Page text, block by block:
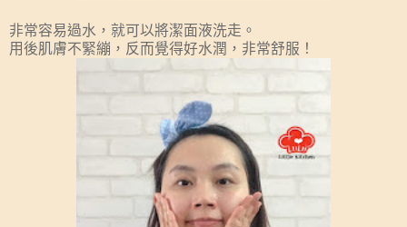
非常容易過水，就可以將潔面液洗走。
用後肌膚不緊繃，反而覺得好水潤，非常舒服！